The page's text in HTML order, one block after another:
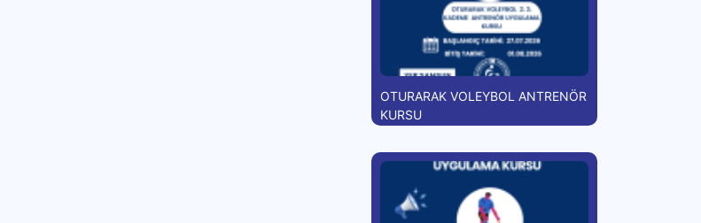
OTURARAK VOLEYBOL ANTRENÖR
KURSU